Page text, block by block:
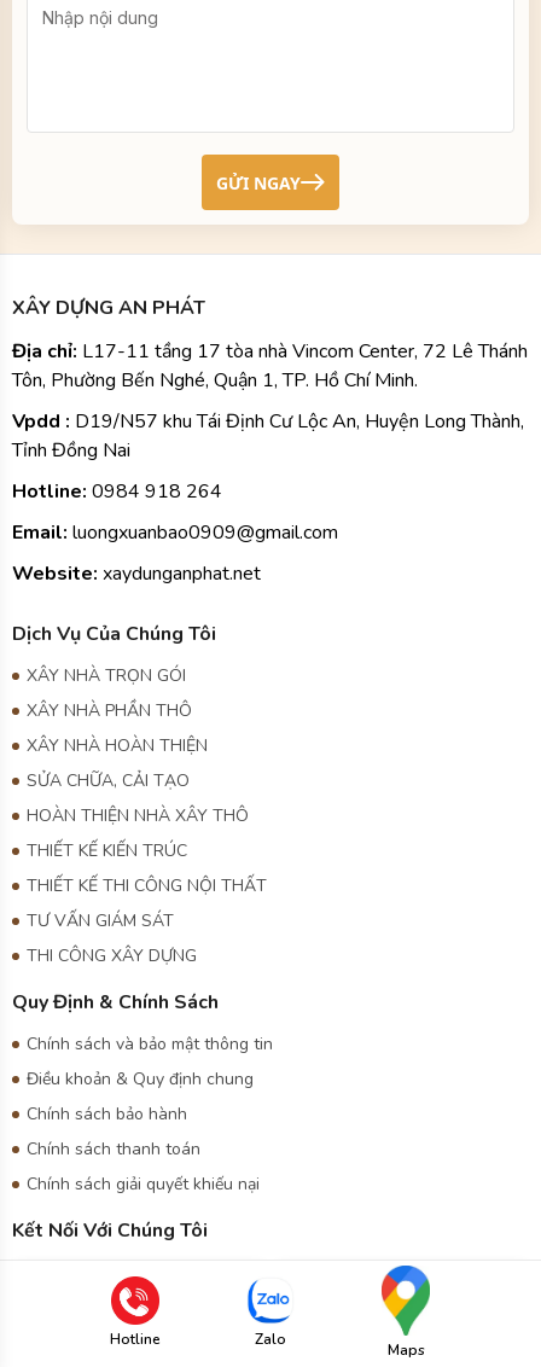
GỬI NGAY
XÂY DỰNG AN PHÁT
Địa chỉ: L17-11 tầng 17 tòa nhà Vincom Center, 72 Lê Thánh
Tôn, Phường Bến Nghé, Quận 1, TP. Hồ Chí Minh.
Vpdd : D19/N57 khu Tái Định Cư Lộc An, Huyện Long Thành,
Tỉnh Đồng Nai
Hotline: 0984 918 264
Email: luongxuanbao0909@gmail.com
Website: xaydunganphat.net
Dịch Vụ Của Chúng Tôi
XÂY NHÀ TRỌN GÓI
XÂY NHÀ PHẦN THÔ
XÂY NHÀ HOÀN THIỆN
SỬA CHỮA, CẢI TẠO
HOÀN THIỆN NHÀ XÂY THÔ
THIẾT KẾ KIẾN TRÚC
THIẾT KẾ THI CÔNG NỘI THẤT
TƯ VẤN GIÁM SÁT
THI CÔNG XÂY DỰNG
Quy Định & Chính Sách
Chính sách và bảo mật thông tin
Điều khoản & Quy định chung
Chính sách bảo hành
Chính sách thanh toán
Chính sách giải quyết khiếu nại
Kết Nối Với Chúng Tôi
Gọi điện Zalo
Fanpage GG Map
Hotline Zalo
Maps